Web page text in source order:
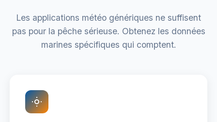
Les applications météo génériques ne suffisent
pas pour la pêche sérieuse. Obtenez les données
marines spécifiques qui comptent.